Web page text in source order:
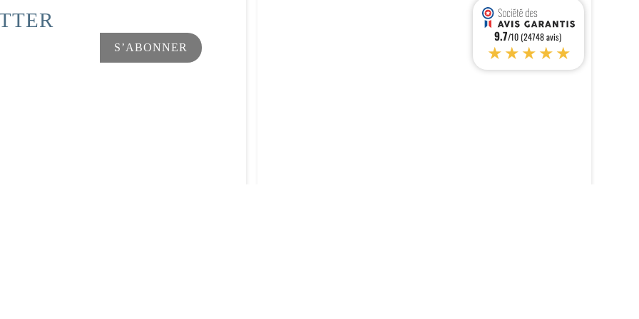
de confidentialité, en garantissant la conformité avec les réglementations. Personnalisez vos préférences pour
9.7/10 (24748 avis)
★★★★★